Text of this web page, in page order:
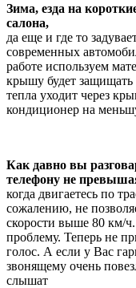
Зима, езда на
салона,
да еще и где то
современных
работе используем
крышу будет защищать
тепла уходит через
кондиционер на
Как давно вы
телефону не
когда двигаетесь по
сожалению, не
скорости выше 80 км/
проблему. Теперь не
голос. А если у Вас
звонящему очень
слышат